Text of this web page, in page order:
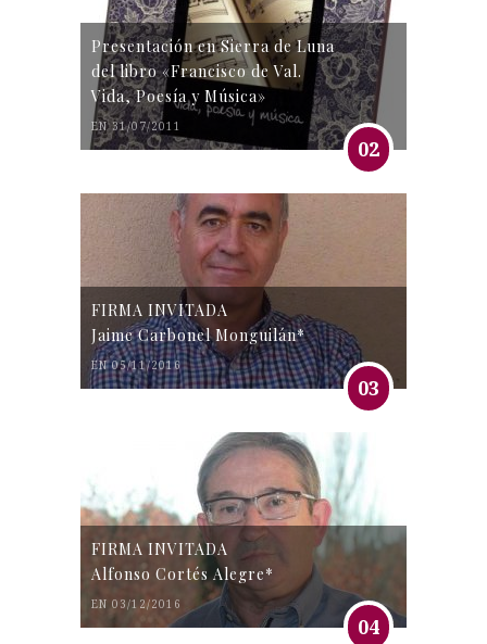
Presentación en Sierra de Luna
del libro «Francisco de Val.
Vida, Poesía y Música»
EN 31/07/2011
02
FIRMA INVITADA
Jaime Carbonel Monguilán*
EN 05/11/2016
03
FIRMA INVITADA
Alfonso Cortés Alegre*
EN 03/12/2016
04